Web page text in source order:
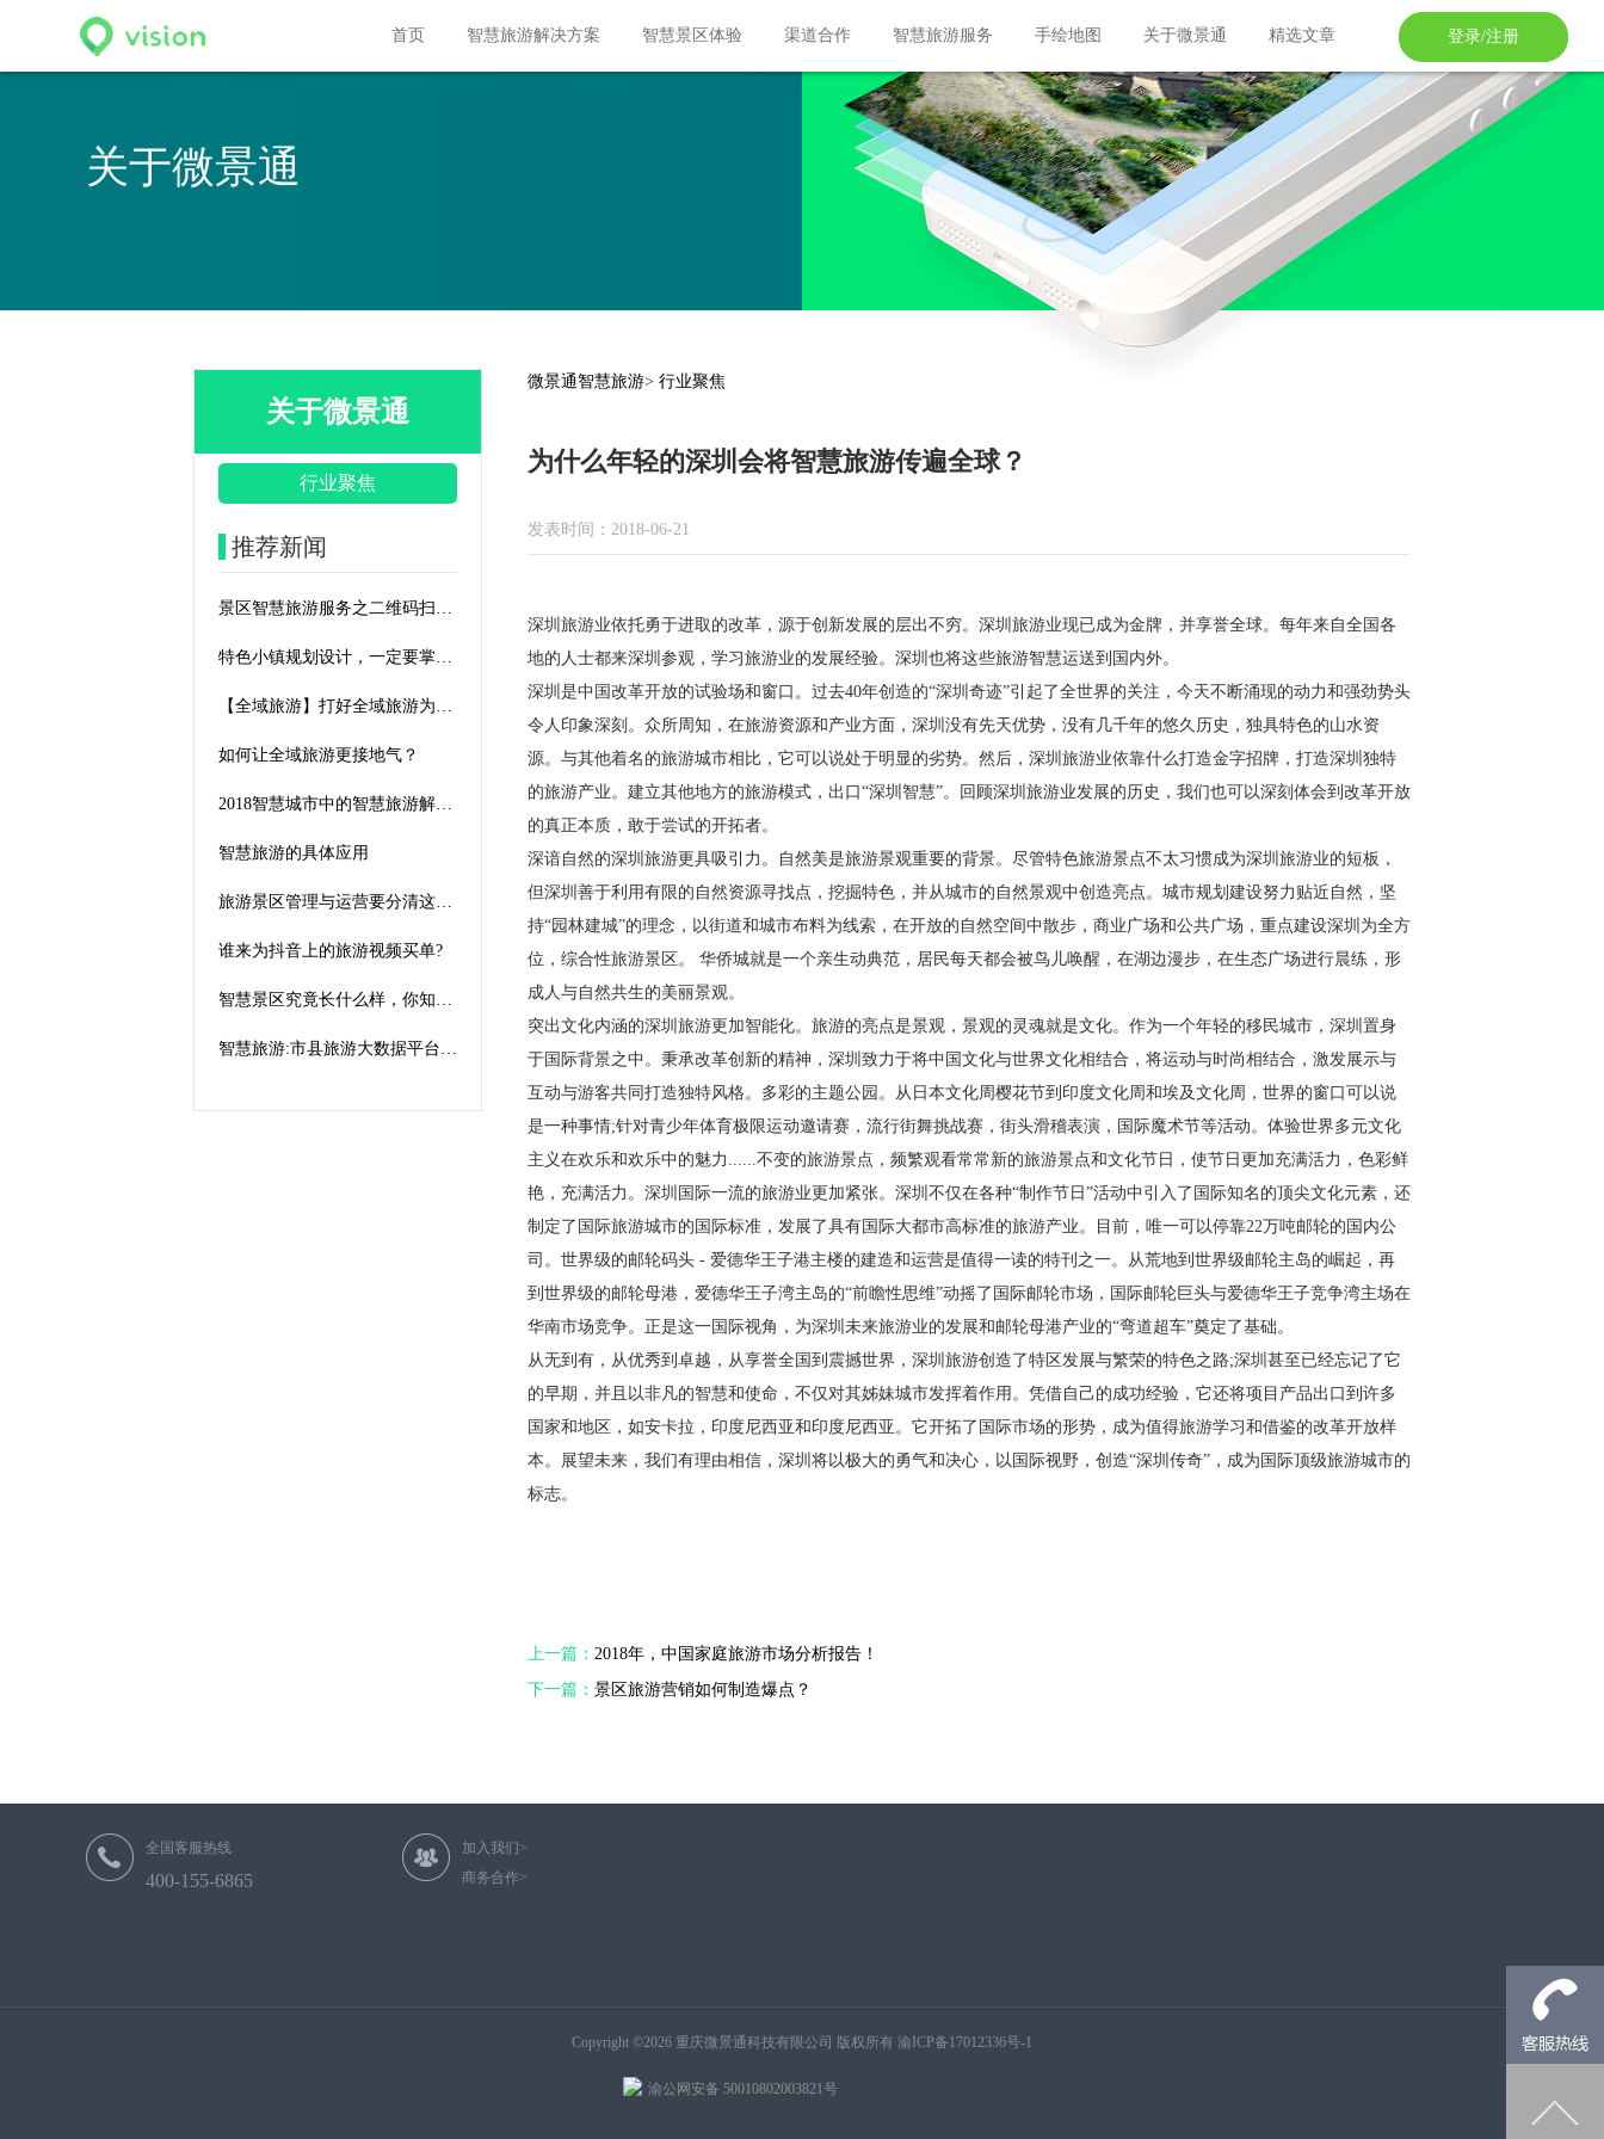
登录/注册
首页 智慧旅游解决方案 智慧景区体验 渠道合作 智慧旅游服务 手绘地图 关于微景通 精选文章
.code{ width:100%; margin-top:10px; } .code img{ width: 154px; height: 154px; margin: 10px 400px; }
关于微景通
关于微景通
行业聚焦
推荐新闻
景区智慧旅游服务之二维码扫描自助语音导览系统
特色小镇规划设计，一定要掌握这几点！
【全域旅游】打好全域旅游为核心的“组合拳
如何让全域旅游更接地气？
2018智慧城市中的智慧旅游解决方案，全域旅游大数据中心建设方案
智慧旅游的具体应用
旅游景区管理与运营要分清这三大体系-微景通智慧旅游景区服务平台
谁来为抖音上的旅游视频买单?
智慧景区究竟长什么样，你知道么？
智慧旅游:市县旅游大数据平台的整体解决方案(图文)
微景通智慧旅游> 行业聚焦
为什么年轻的深圳会将智慧旅游传遍全球？
发表时间：2018-06-21
深圳旅游业依托勇于进取的改革，源于创新发展的层出不穷。深圳旅游业现已成为金牌，并享誉全球。每年来自全国各
地的人士都来深圳参观，学习旅游业的发展经验。深圳也将这些旅游智慧运送到国内外。
深圳是中国改革开放的试验场和窗口。过去40年创造的“深圳奇迹”引起了全世界的关注，今天不断涌现的动力和强劲势头
令人印象深刻。众所周知，在旅游资源和产业方面，深圳没有先天优势，没有几千年的悠久历史，独具特色的山水资
源。与其他着名的旅游城市相比，它可以说处于明显的劣势。然后，深圳旅游业依靠什么打造金字招牌，打造深圳独特
的旅游产业。建立其他地方的旅游模式，出口“深圳智慧”。回顾深圳旅游业发展的历史，我们也可以深刻体会到改革开放
的真正本质，敢于尝试的开拓者。
深谙自然的深圳旅游更具吸引力。自然美是旅游景观重要的背景。尽管特色旅游景点不太习惯成为深圳旅游业的短板，
但深圳善于利用有限的自然资源寻找点，挖掘特色，并从城市的自然景观中创造亮点。城市规划建设努力贴近自然，坚
持“园林建城”的理念，以街道和城市布料为线索，在开放的自然空间中散步，商业广场和公共广场，重点建设深圳为全方
位，综合性旅游景区。 华侨城就是一个亲生动典范，居民每天都会被鸟儿唤醒，在湖边漫步，在生态广场进行晨练，形
成人与自然共生的美丽景观。
突出文化内涵的深圳旅游更加智能化。旅游的亮点是景观，景观的灵魂就是文化。作为一个年轻的移民城市，深圳置身
于国际背景之中。秉承改革创新的精神，深圳致力于将中国文化与世界文化相结合，将运动与时尚相结合，激发展示与
互动与游客共同打造独特风格。多彩的主题公园。从日本文化周樱花节到印度文化周和埃及文化周，世界的窗口可以说
是一种事情;针对青少年体育极限运动邀请赛，流行街舞挑战赛，街头滑稽表演，国际魔术节等活动。体验世界多元文化
主义在欢乐和欢乐中的魅力......不变的旅游景点，频繁观看常常新的旅游景点和文化节日，使节日更加充满活力，色彩鲜
艳，充满活力。深圳国际一流的旅游业更加紧张。深圳不仅在各种“制作节日”活动中引入了国际知名的顶尖文化元素，还
制定了国际旅游城市的国际标准，发展了具有国际大都市高标准的旅游产业。目前，唯一可以停靠22万吨邮轮的国内公
司。世界级的邮轮码头 - 爱德华王子港主楼的建造和运营是值得一读的特刊之一。从荒地到世界级邮轮主岛的崛起，再
到世界级的邮轮母港，爱德华王子湾主岛的“前瞻性思维”动摇了国际邮轮市场，国际邮轮巨头与爱德华王子竞争湾主场在
华南市场竞争。正是这一国际视角，为深圳未来旅游业的发展和邮轮母港产业的“弯道超车”奠定了基础。
从无到有，从优秀到卓越，从享誉全国到震撼世界，深圳旅游创造了特区发展与繁荣的特色之路;深圳甚至已经忘记了它
的早期，并且以非凡的智慧和使命，不仅对其姊妹城市发挥着作用。凭借自己的成功经验，它还将项目产品出口到许多
国家和地区，如安卡拉，印度尼西亚和印度尼西亚。它开拓了国际市场的形势，成为值得旅游学习和借鉴的改革开放样
本。展望未来，我们有理由相信，深圳将以极大的勇气和决心，以国际视野，创造“深圳传奇”，成为国际顶级旅游城市的
标志。
上一篇： 2018年，中国家庭旅游市场分析报告！
下一篇： 景区旅游营销如何制造爆点？
全国客服热线
400-155-6865
加入我们>
商务合作>
Copyright ©2026 重庆微景通科技有限公司 版权所有 渝ICP备17012336号-1
渝公网安备 50010802003821号